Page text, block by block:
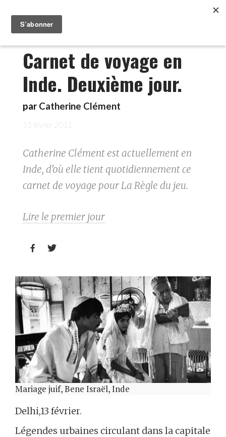
Carnet de voyage en
Inde. Deuxième jour.
par Catherine Clément
15 février 2011
Catherine Clément est actuellement en
Inde, d’où elle tient quotidiennement ce
carnet de voyage pour La Règle du jeu.
Lire le premier jour
 
Mariage juif, Bene Israël, Inde
Delhi,13 février.
Légendes urbaines circulant dans la capitale